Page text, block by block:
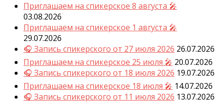
Приглашаем на спикерское 8 августа 🎤
03.08.2026
Приглашаем на спикерское 1 августа 🎤
29.07.2026
🎧 Запись спикерского от 27 июля 2026 26.07.2026
Приглашаем на спикерское 25 июля 🎤 20.07.2026
🎧 Запись спикерского от 18 июля 2026 19.07.2026
Приглашаем на спикерское 18 июля 🎤 14.07.2026
🎧 Запись спикерского от 11 июля 2026 13.07.2026